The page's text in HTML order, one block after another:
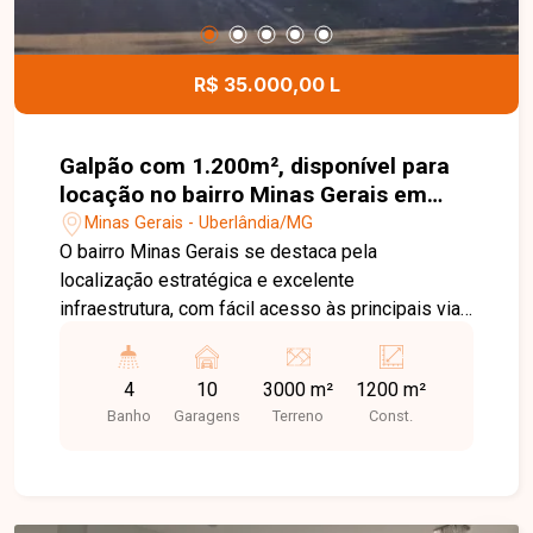
R$ 35.000,00 L
Galpão com 1.200m², disponível para
locação no bairro Minas Gerais em
Uberlândia-MG
Minas Gerais - Uberlândia/MG
O bairro Minas Gerais se destaca pela
localização estratégica e excelente
infraestrutura, com fácil acesso às principais vias
empresas que buscam praticidade logística, além
de contar com diversos comércios, serviços e
empreendimentos industriais nas proximidades.
4
Banho
10
Garagens
3000 m²
Terreno
1200 m²
Const.